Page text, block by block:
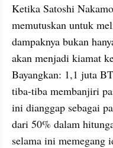
Ketika Satoshi
memutuskan untuk
dampaknya bukan
akan menjadi kiamat
Bayangkan: 1,1 juta
tiba-tiba membanjiri
ini dianggap sebagai
dari 50% dalam
selama ini memegang